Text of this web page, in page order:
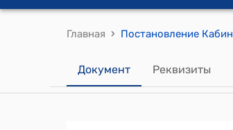
Главная ›
Документ Реквизиты